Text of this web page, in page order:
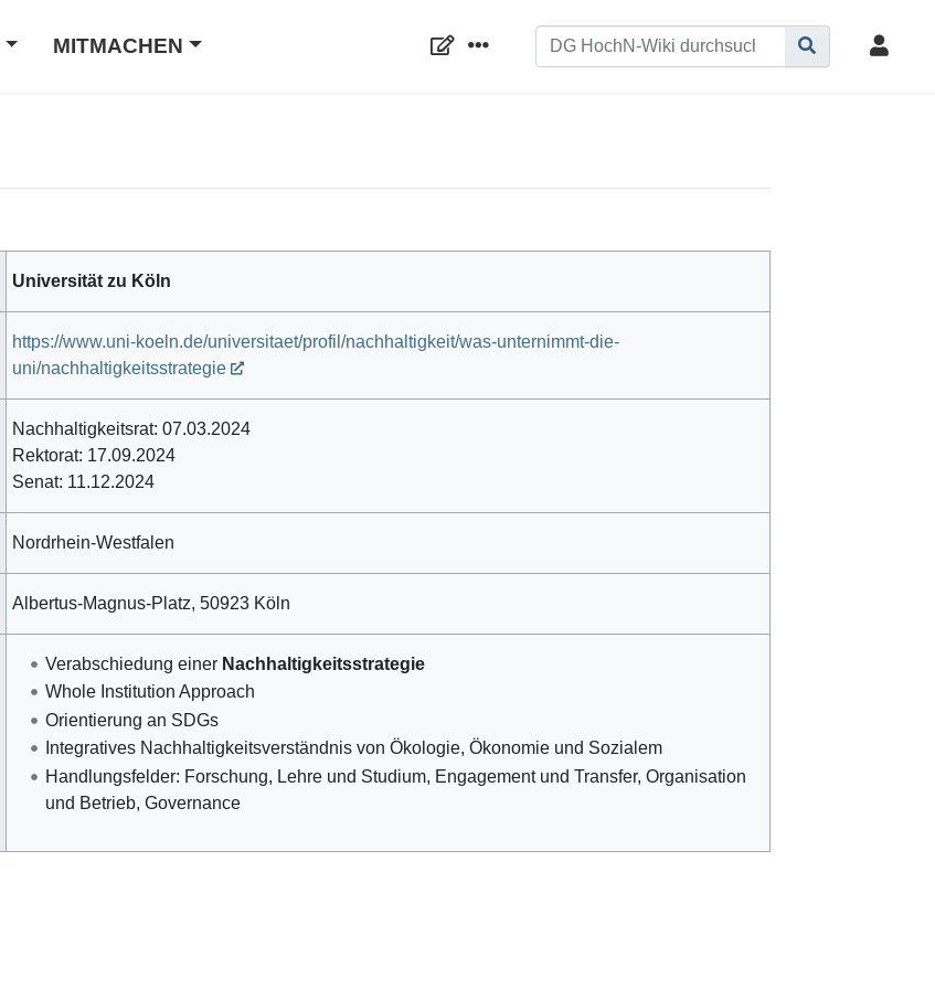
MITMACHEN
Universität zu Köln
https://www.uni-koeln.de/universitaet/profil/nachhaltigkeit/was-unternimmt-die-
uni/nachhaltigkeitsstrategie
Nachhaltigkeitsrat: 07.03.2024
Rektorat: 17.09.2024
Senat: 11.12.2024
Nordrhein-Westfalen
Albertus-Magnus-Platz, 50923 Köln
Verabschiedung einer Nachhaltigkeitsstrategie
Whole Institution Approach
Orientierung an SDGs
Integratives Nachhaltigkeitsverständnis von Ökologie, Ökonomie und Sozialem
Handlungsfelder: Forschung, Lehre und Studium, Engagement und Transfer, Organisation
und Betrieb, Governance